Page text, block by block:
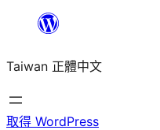
主
要
內
Taiwan 正體中文
取得 WordPress